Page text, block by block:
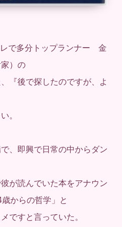
で多分トップランナー 金
）の
『後で探したのですが、よ
。
、即興で日常の中からダン
が読んでいた本をアナウン
からの哲学」と
ですと言っていた。